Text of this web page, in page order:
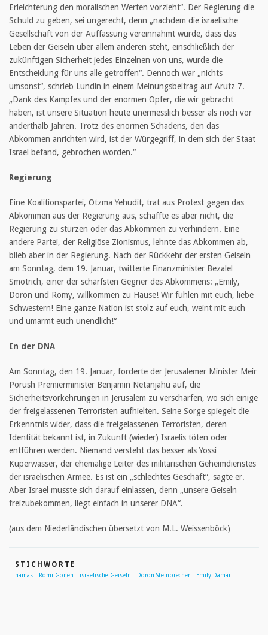
Erleichterung den moralischen Werten vorzieht“. Der Regierung die
Schuld zu geben, sei ungerecht, denn „nachdem die israelische
Gesellschaft von der Auffassung vereinnahmt wurde, dass das
Leben der Geiseln über allem anderen steht, einschließlich der
zukünftigen Sicherheit jedes Einzelnen von uns, wurde die
Entscheidung für uns alle getroffen“. Dennoch war „nichts
umsonst“, schrieb Lundin in einem Meinungsbeitrag auf Arutz 7.
„Dank des Kampfes und der enormen Opfer, die wir gebracht
haben, ist unsere Situation heute unermesslich besser als noch vor
anderthalb Jahren. Trotz des enormen Schadens, den das
Abkommen anrichten wird, ist der Würgegriff, in dem sich der Staat
Israel befand, gebrochen worden.“
Regierung
Eine Koalitionspartei, Otzma Yehudit, trat aus Protest gegen das
Abkommen aus der Regierung aus, schaffte es aber nicht, die
Regierung zu stürzen oder das Abkommen zu verhindern. Eine
andere Partei, der Religiöse Zionismus, lehnte das Abkommen ab,
blieb aber in der Regierung. Nach der Rückkehr der ersten Geiseln
am Sonntag, dem 19. Januar, twitterte Finanzminister Bezalel
Smotrich, einer der schärfsten Gegner des Abkommens: „Emily,
Doron und Romy, willkommen zu Hause! Wir fühlen mit euch, liebe
Schwestern! Eine ganze Nation ist stolz auf euch, weint mit euch
und umarmt euch unendlich!“
In der DNA
Am Sonntag, den 19. Januar, forderte der Jerusalemer Minister Meir
Porush Premierminister Benjamin Netanjahu auf, die
Sicherheitsvorkehrungen in Jerusalem zu verschärfen, wo sich einige
der freigelassenen Terroristen aufhielten. Seine Sorge spiegelt die
Erkenntnis wider, dass die freigelassenen Terroristen, deren
Identität bekannt ist, in Zukunft (wieder) Israelis töten oder
entführen werden. Niemand versteht das besser als Yossi
Kuperwasser, der ehemalige Leiter des militärischen Geheimdienstes
der israelischen Armee. Es ist ein „schlechtes Geschäft“, sagte er.
Aber Israel musste sich darauf einlassen, denn „unsere Geiseln
freizubekommen, liegt einfach in unserer DNA“.
(aus dem Niederländischen übersetzt von M.L. Weissenböck)
STICHWORTE
hamas Romi Gonen israelische Geiseln Doron Steinbrecher Emily Damari